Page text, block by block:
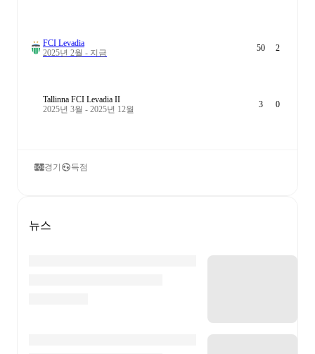
FCI Levadia
2025년 2월 - 지금
50 2
Tallinna FCI Levadia II
2025년 3월 - 2025년 12월
3 0
경기 득점
뉴스